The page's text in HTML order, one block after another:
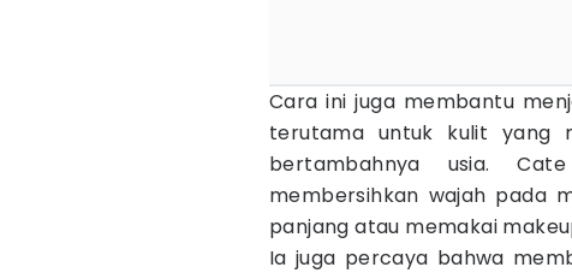
Cara ini juga membantu
terutama untuk kulit yang
bertambahnya usia.
membersihkan wajah pada
panjang atau memakai
Ia juga percaya bahwa